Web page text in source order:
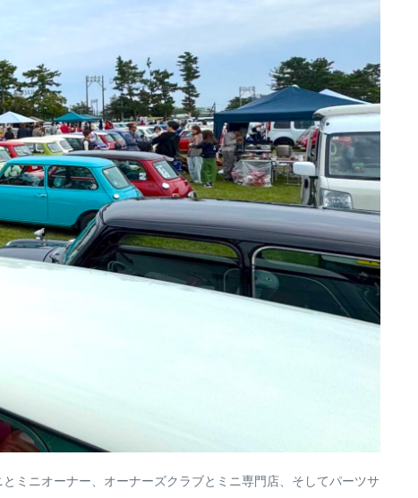
ミニオーナー、オーナーズクラブとミニ専門店、そしてパーツサ